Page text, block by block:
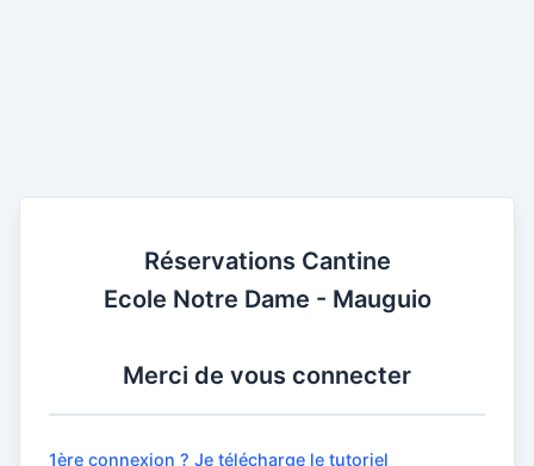
Réservations Cantine
Ecole Notre Dame - Mauguio
Merci de vous connecter
1ère connexion ? Je télécharge le tutoriel